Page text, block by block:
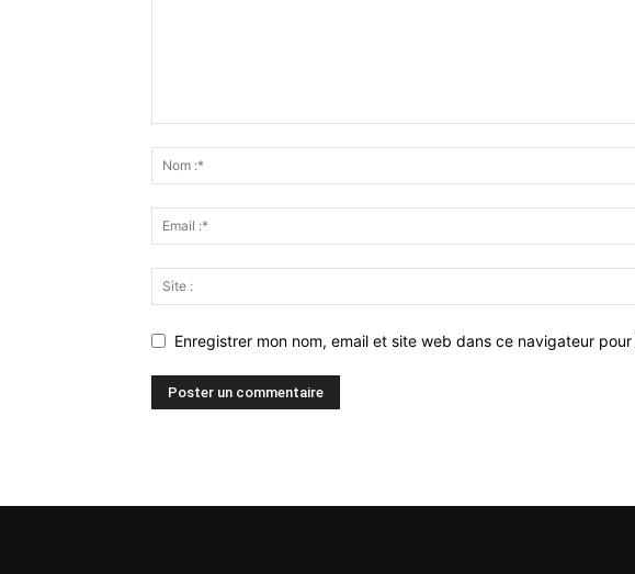
Enregistrer mon nom, email et site web dans ce navigateur